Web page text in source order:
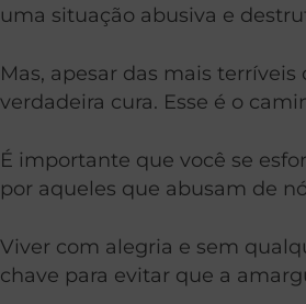
uma situação abusiva e
Mas, apesar das mais
verdadeira cura. Esse é o
É importante que você se
por aqueles que abusam de
Viver com alegria e sem
chave para evitar que a